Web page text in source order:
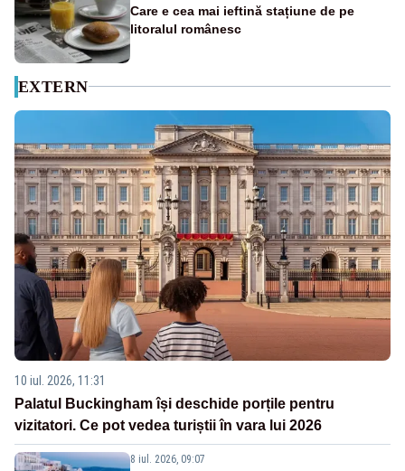
Care e cea mai ieftină stațiune de pe
litoralul românesc
EXTERN
10 iul. 2026, 11:31
Palatul Buckingham își deschide porțile pentru
vizitatori. Ce pot vedea turiștii în vara lui 2026
8 iul. 2026, 09:07